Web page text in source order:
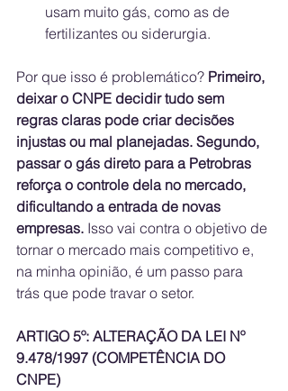
usam muito gás, como as de
fertilizantes ou siderurgia.
Por que isso é problemático? Primeiro,
deixar o CNPE decidir tudo sem
regras claras pode criar decisões
injustas ou mal planejadas. Segundo,
passar o gás direto para a Petrobras
reforça o controle dela no mercado,
dificultando a entrada de novas
empresas. Isso vai contra o objetivo de
tornar o mercado mais competitivo e,
na minha opinião, é um passo para
trás que pode travar o setor.
ARTIGO 5º: ALTERAÇÃO DA LEI Nº
9.478/1997 (COMPETÊNCIA DO
CNPE)